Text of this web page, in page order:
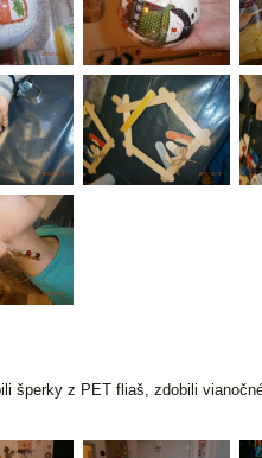
šperky z PET fliaš, zdobili